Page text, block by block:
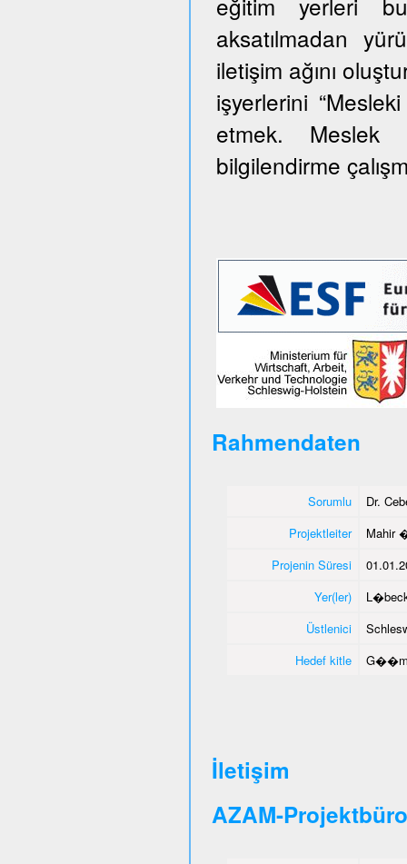
aksatılmadan
iletişim ağını
işyerlerini
etmek. Meslek
bilgilendirme
Rahmendaten
Sorumlu
Dr.
Projektleiter
Mahir
Projenin Süresi
Yer(ler)
Üstlenici
Hedef kitle
İletişim
AZAM-